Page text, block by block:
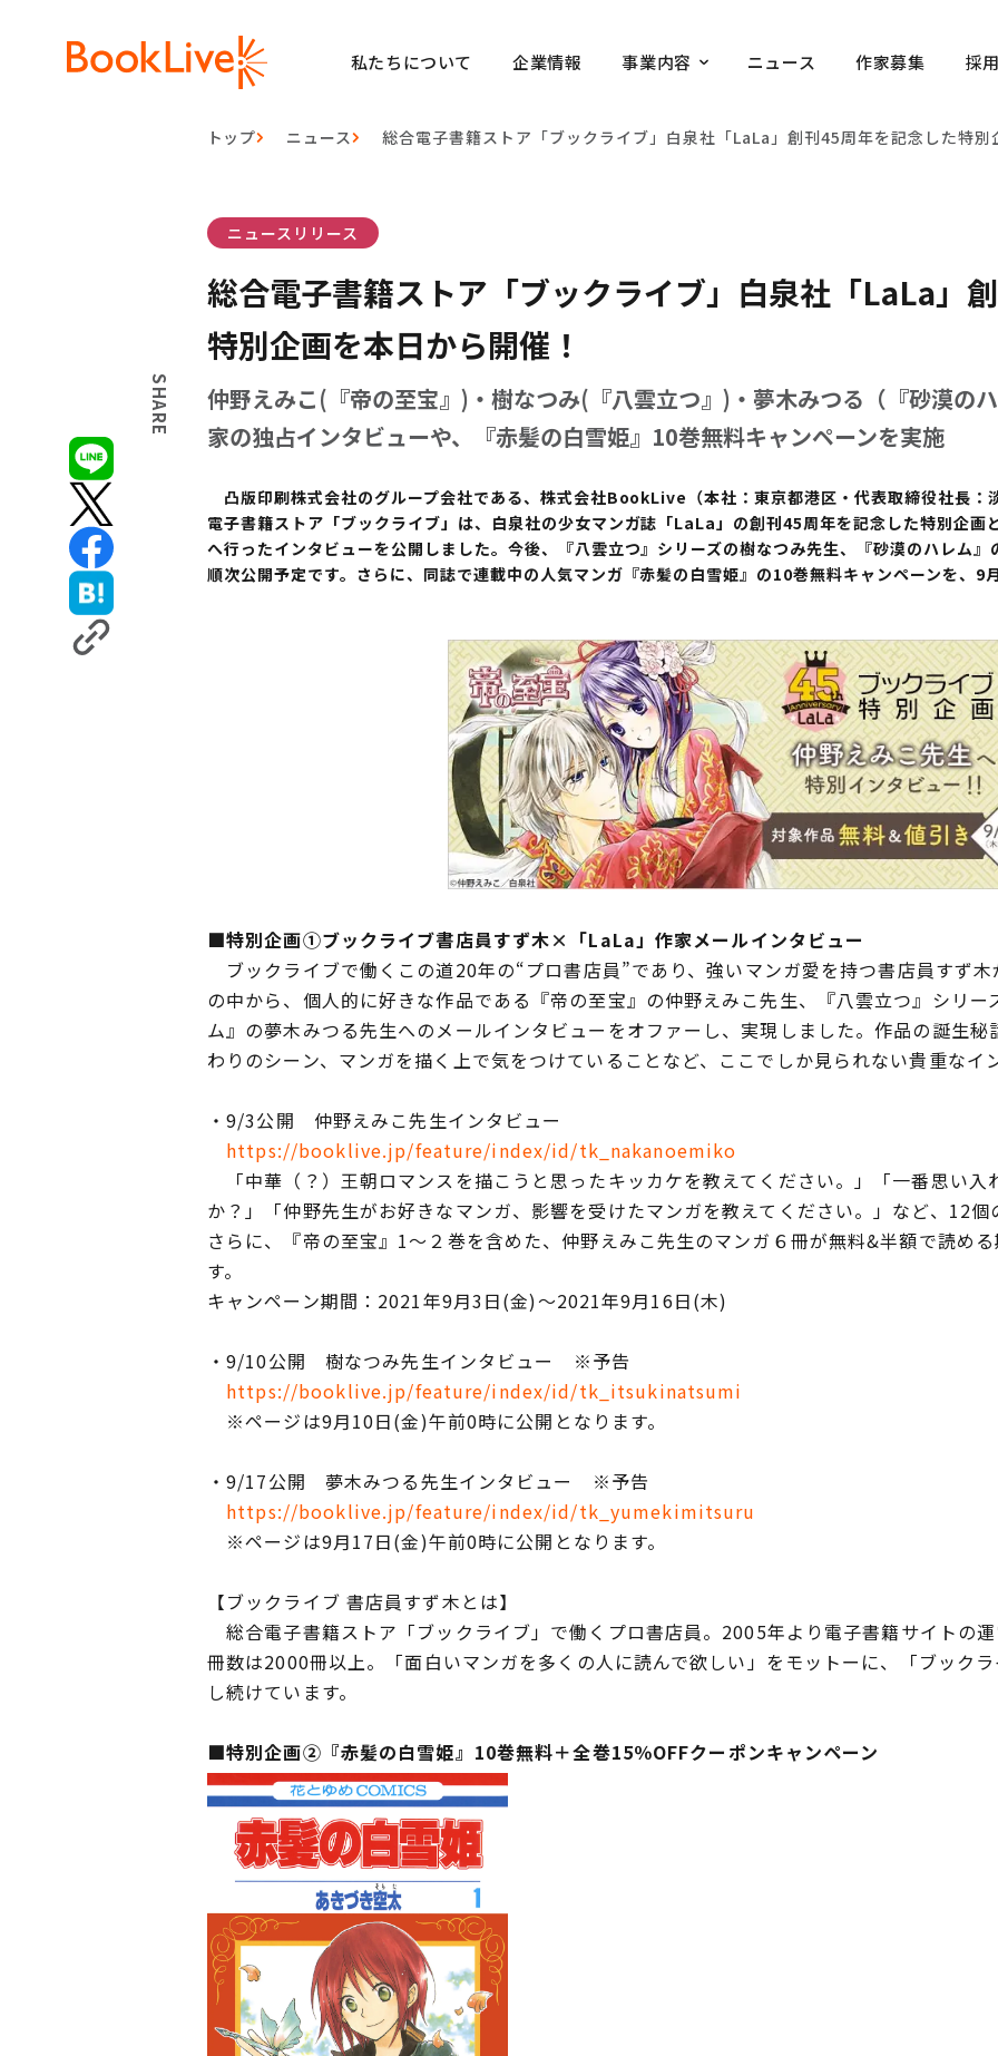
私たちについて 企業情報 事業内容 ニュース 作家募集 採
トップ ニュース 総合電子書籍ストア「ブックライブ」白泉社「LaLa」創刊45周年を記念した特別
SHARE
ニュースリリース
総合電子書籍ストア「ブックライブ」白泉社「LaLa」
特別企画を本日から開催！
仲野えみこ(『帝の至宝』)・樹なつみ(『八雲立つ』)・夢木みつる（『砂漠の
家の独占インタビューや、『赤髪の白雪姫』10巻無料キャンペーンを実施
凸版印刷株式会社のグループ会社である、株式会社BookLive（本社：東京都港区・代表取締役社長：
電子書籍ストア「ブックライブ」は、白泉社の少女マンガ誌「LaLa」の創刊45周年を記念した特別企画
へ行ったインタビューを公開しました。今後、『八雲立つ』シリーズの樹なつみ先生、『砂漠のハレム
順次公開予定です。さらに、同誌で連載中の人気マンガ『赤髪の白雪姫』の10巻無料キャンペーンを、9
■特別企画①ブックライブ書店員すず木×「LaLa」作家メールインタビュー
ブックライブで働くこの道20年の“プロ書店員”であり、強いマンガ愛を持つ書店員すず
の中から、個人的に好きな作品である『帝の至宝』の仲野えみこ先生、『八雲立つ』シリ
ム』の夢木みつる先生へのメールインタビューをオファーし、実現しました。作品の誕生
わりのシーン、マンガを描く上で気をつけていることなど、ここでしか見られない貴重なイ
・9/3公開 仲野えみこ先生インタビュー
https://booklive.jp/feature/index/id/tk_nakanoemiko
「中華（？）王朝ロマンスを描こうと思ったキッカケを教えてください。」「一番思い入
か？」「仲野先生がお好きなマンガ、影響を受けたマンガを教えてください。」など、12
さらに、『帝の至宝』1～２巻を含めた、仲野えみこ先生のマンガ６冊が無料&半額で読め
す。
キャンペーン期間：2021年9月3日(金)～2021年9月16日(木)
・9/10公開 樹なつみ先生インタビュー ※予告
https://booklive.jp/feature/index/id/tk_itsukinatsumi
※ページは9月10日(金)午前0時に公開となります。
・9/17公開 夢木みつる先生インタビュー ※予告
https://booklive.jp/feature/index/id/tk_yumekimitsuru
※ページは9月17日(金)午前0時に公開となります。
【ブックライブ 書店員すず木とは】
総合電子書籍ストア「ブックライブ」で働くプロ書店員。2005年より電子書籍サイトの
冊数は2000冊以上。「面白いマンガを多くの人に読んで欲しい」をモットーに、「ブック
し続けています。
■特別企画②『赤髪の白雪姫』10巻無料＋全巻15％OFFクーポンキャンペーン